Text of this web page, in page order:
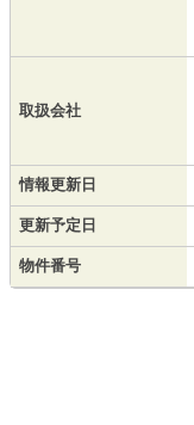
取扱会社
情報更新日
更新予定日
物件番号